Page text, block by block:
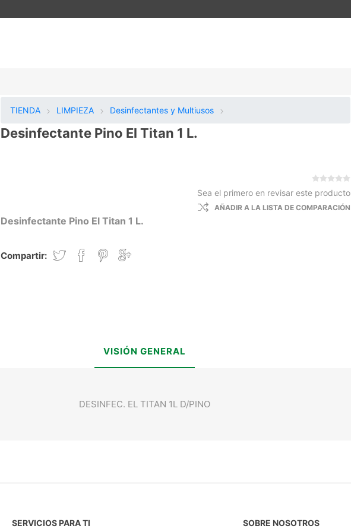
TIENDA LIMPIEZA Desinfectantes y Multiusos
Desinfectante Pino El Titan 1 L.
Sea el primero en revisar este producto
AÑADIR A LA LISTA DE COMPARACIÓN
Desinfectante Pino El Titan 1 L.
Compartir:
VISIÓN GENERAL
DESINFEC. EL TITAN 1L D/PINO
SERVICIOS PARA TI SOBRE NOSOTROS